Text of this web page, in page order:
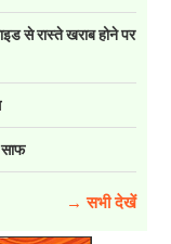
से रास्ते खराब होने पर
साफ
→ सभी देखें